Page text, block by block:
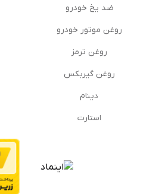
ضد یخ خودرو
روغن موتور خودرو
روغن ترمز
روغن گیربكس
دینام
استارت